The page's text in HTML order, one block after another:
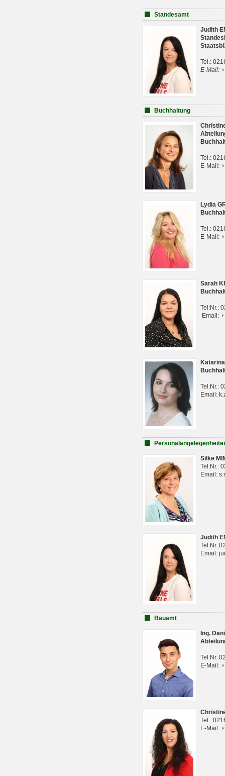
Standesamt
Judith
Tel.:
E-Mail:
Buchhaltung
Tel.:
E-Mail:
Lydia
Tel.:
E-Mail:
Sarah
Tel:Nr.:
Email:
Tel.Nr.:
Email:
Silke
Tel.Nr.:
Email:
Judith
Tel.Nr.
Email:
Bauamt
Ing.
Tel.Nr.
E-Mail:
Tel.:
E-Mail: